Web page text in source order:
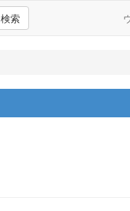
検索